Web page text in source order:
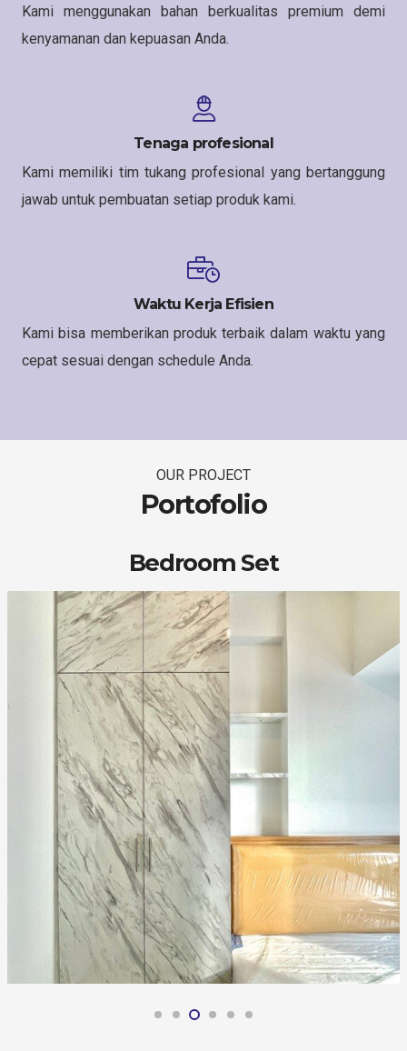
Kami menggunakan bahan berkualitas premium demi
kenyamanan dan kepuasan Anda.
Tenaga profesional
Kami memiliki tim tukang profesional yang bertanggung
jawab untuk pembuatan setiap produk kami.
Waktu Kerja Efisien
Kami bisa memberikan produk terbaik dalam waktu yang
cepat sesuai dengan schedule Anda.
OUR PROJECT
Portofolio
Bedroom Set